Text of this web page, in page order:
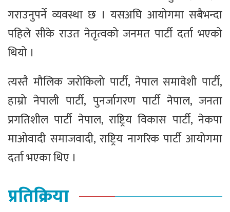
गराउनुपर्ने व्यवस्था छ । यसअघि आयोगमा सबैभन्दा
पहिले सीके राउत नेतृत्वको जनमत पार्टी दर्ता भएको
थियो ।
त्यस्तै मौलिक जरोकिलो पार्टी, नेपाल समावेशी पार्टी,
हाम्रो नेपाली पार्टी, पुनर्जागरण पार्टी नेपाल, जनता
प्रगतिशील पार्टी नेपाल, राष्ट्रिय विकास पार्टी, नेकपा
माओवादी समाजवादी, राष्ट्रिय नागरिक पार्टी आयोगमा
दर्ता भएका थिए ।
प्रतिक्रिया